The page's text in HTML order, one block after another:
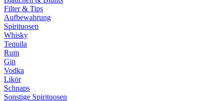
Filter & Tips
Aufbewahrung
Spirituosen
Whisky
Tequila
Rum
Gin
Vodka
Likör
Schnaps
Sonstige Spirituosen